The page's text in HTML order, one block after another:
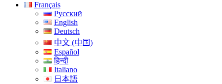
Français
Русский
English
Deutsch
中文 (中国)
Español
हिन्दी
Italiano
日本語